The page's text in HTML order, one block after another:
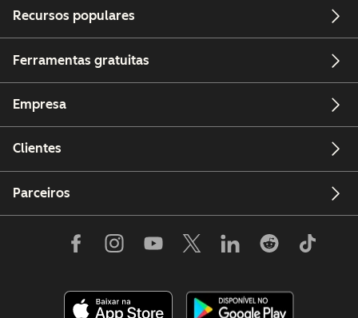
Recursos populares
Ferramentas gratuitas
Empresa
Clientes
Parceiros